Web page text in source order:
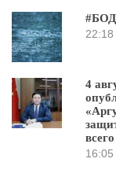
22:18
4
16:05